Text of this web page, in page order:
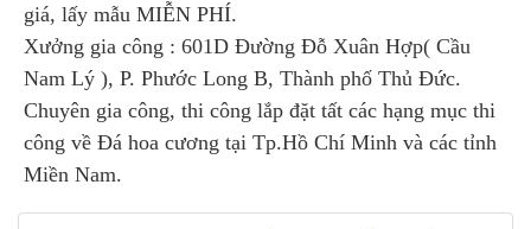
giá, lấy mẫu MIỄN PHÍ.
Xưởng gia công : 601D Đường Đỗ Xuân Hợp( Cầu
Nam Lý ), P. Phước Long B, Thành phố Thủ Đức.
Chuyên gia công, thi công lắp đặt tất các hạng mục thi
công về Đá hoa cương tại Tp.Hồ Chí Minh và các tỉnh
Miền Nam.